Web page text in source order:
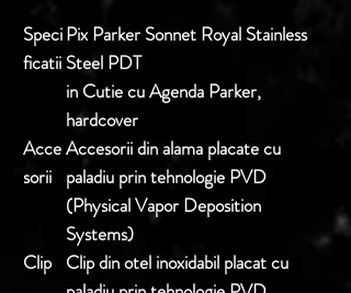
Speci
ficatii
Pix Parker Sonnet Royal Stainless
Steel PDT
in Cutie cu Agenda Parker,
hardcover
Acce
sorii
Accesorii din alama placate cu
paladiu prin tehnologie PVD
(Physical Vapor Deposition
Systems)
Clip Clip din otel inoxidabil placat cu